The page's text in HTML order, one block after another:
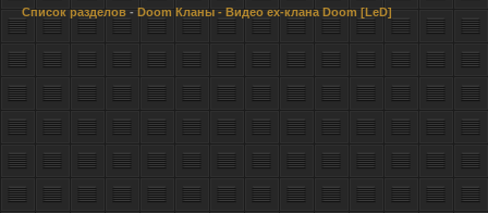
Список разделов - Doom Кланы - Видео ex-клана Doom [LeD]